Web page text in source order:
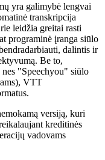
yra galimybė lengvai
transkripcija
leidžia greitai rasti
programinė įranga siūlo
dalintis ir
Be to,
"Speechyou" siūlo
VTT
versiją, kuri
kreditinės
vadovams